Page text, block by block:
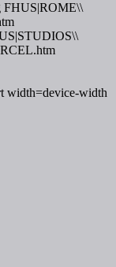
width=device-width